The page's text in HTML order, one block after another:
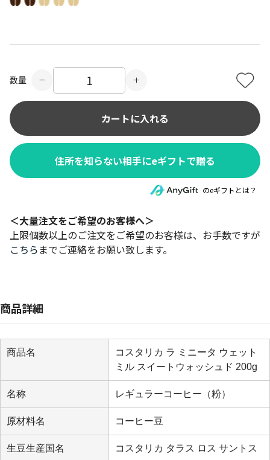
数量
カートに入れる
住所を知らない相手にeギフトで贈る
のeギフトとは？
＜大量注文をご希望のお客様へ＞
上限個数以上のご注文をご希望のお客様は、お手数ですが
こちら までご連絡をお願い致します。
商品詳細
商品名
コスタリカ ラ ミニータ ウェット
ミル スイートウォッシュド 200g
名称 レギュラーコーヒー（粉）
原材料名 コーヒー豆
生豆生産国名 コスタリカ タラス ロス サントス